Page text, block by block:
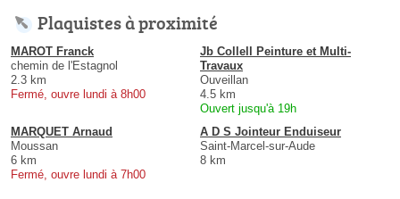
Plaquistes à proximité
MAROT Franck
chemin de l'Estagnol
2.3 km
Fermé, ouvre lundi à 8h00
Jb Collell Peinture et Multi-
Travaux
Ouveillan
4.5 km
Ouvert jusqu'à 19h
MARQUET Arnaud
Moussan
6 km
Fermé, ouvre lundi à 7h00
A D S Jointeur Enduiseur
Saint-Marcel-sur-Aude
8 km